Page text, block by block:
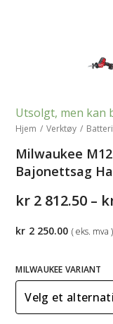
Hjem / Verktøy /
Milwaukee
Bajonettsag
kr 2 812.50 –
Utsolgt, men kan
MILWAUKEE VARIANT
kr 2 250.00 ( eks. mva )